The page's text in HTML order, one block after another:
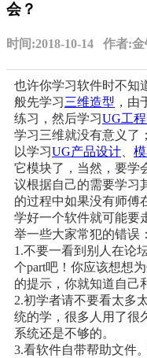
会？
时间:2018-10-14 作者:
也许你学习软件时不知
般先学习三维造型 ，
练习，然后学习UG工
学习三维就没有意义了
以学习UG产品设计
它模块了，当然，要学
议根据自己的需要学习
的过程中如果没有师傅
学好一个软件就可能要
举一些大家常犯的错误：
1.不要一看到别人在论
个part吧！你应该想想
的提示，你就知道自己
2.初学者请不要看太多
统的学，很多人用了很
系统还是不够的。
3.看软件自带帮助文件